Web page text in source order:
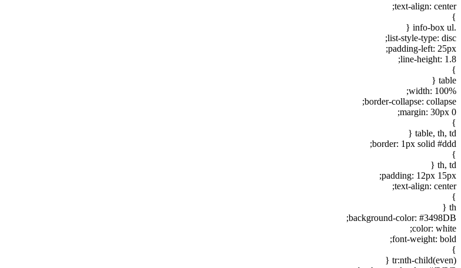
text-align: center;
}
.info-box ul {
list-style-type: disc;
padding-left: 25px;
line-height: 1.8;
}
table {
width: 100%;
border-collapse: collapse;
margin: 30px 0;
}
table, th, td {
border: 1px solid #ddd;
}
th, td {
padding: 12px 15px;
text-align: center;
}
th {
background-color: #3498DB;
color: white;
font-weight: bold;
}
tr:nth-child(even) {